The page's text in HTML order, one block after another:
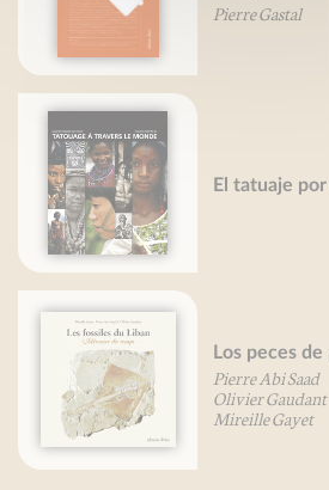
Pierre Gastal
El tatuaje
Los peces de
Pierre Abi Saad
Olivier Gaudant
Mireille Gayet